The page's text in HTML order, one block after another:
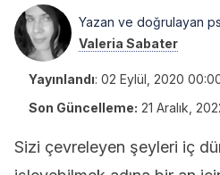
Yazan ve doğrulayan
Valeria Sabater
Yayınlandı: 02 Eylül, 2020
Son Güncelleme: 21 Aralık,
Sizi çevreleyen şeyleri iç